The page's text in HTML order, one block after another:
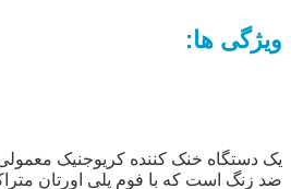
ویژگی ها:
یک دستگاه خنک کننده کریوجنیک
ضد زنگ است که با فوم پلی اورتان